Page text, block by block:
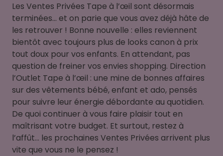
Les Ventes Privées Tape à l’œil sont désormais
terminées… et on parie que vous avez déjà hâte de
les retrouver ! Bonne nouvelle : elles reviennent
bientôt avec toujours plus de looks canon à prix
tout doux pour vos enfants. En attendant, pas
question de freiner vos envies shopping. Direction
l’Outlet Tape à l’œil : une mine de bonnes affaires
sur des vêtements bébé, enfant et ado, pensés
pour suivre leur énergie débordante au quotidien.
De quoi continuer à vous faire plaisir tout en
maîtrisant votre budget. Et surtout, restez à
l’affût… les prochaines Ventes Privées arrivent plus
vite que vous ne le pensez !